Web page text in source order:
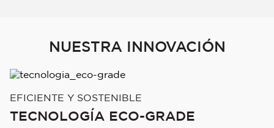
NUESTRA INNOVACIÓN
EFICIENTE Y SOSTENIBLE
TECNOLOGÍA ECO-GRADE